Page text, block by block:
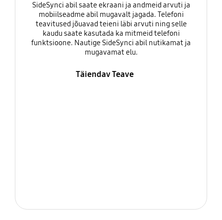
SideSynci abil saate ekraani ja andmeid arvuti ja
mobiilseadme abil mugavalt jagada. Telefoni
teavitused jõuavad teieni läbi arvuti ning selle
kaudu saate kasutada ka mitmeid telefoni
funktsioone. Nautige SideSynci abil nutikamat ja
mugavamat elu.
Täiendav Teave